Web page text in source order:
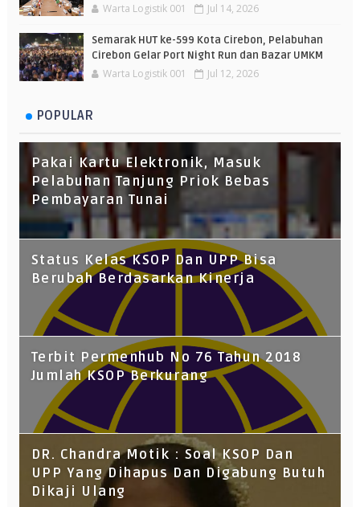
Warta Logistik 001 Jul 14, 2026
Semarak HUT ke-599 Kota Cirebon, Pelabuhan
Cirebon Gelar Port Night Run dan Bazar UMKM
Warta Logistik 001 Jul 12, 2026
POPULAR
Pakai Kartu Elektronik, Masuk
Pelabuhan Tanjung Priok Bebas
Pembayaran Tunai
Status Kelas KSOP Dan UPP Bisa
Berubah Berdasarkan Kinerja
Terbit Permenhub No 76 Tahun 2018
Jumlah KSOP Berkurang
DR. Chandra Motik : Soal KSOP Dan
UPP Yang Dihapus Dan Digabung Butuh
Dikaji Ulang